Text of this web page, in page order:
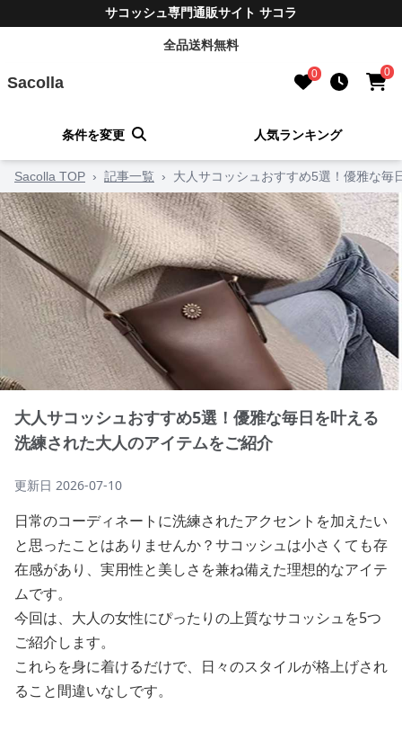
サコッシュ専門通販サイト サコラ
全品送料無料
Sacolla 0 0
条件を変更 人気ランキング
Sacolla TOP › 記事一覧 › 大人サコッシュおすすめ5選！優雅な毎
大人サコッシュおすすめ5選！優雅な毎日を叶える
洗練された大人のアイテムをご紹介
更新日 2026-07-10
日常のコーディネートに洗練されたアクセントを加えたい
と思ったことはありませんか？サコッシュは小さくても存
在感があり、実用性と美しさを兼ね備えた理想的なアイテ
ムです。
今回は、大人の女性にぴったりの上質なサコッシュを5つ
ご紹介します。
これらを身に着けるだけで、日々のスタイルが格上げされ
ること間違いなしです。